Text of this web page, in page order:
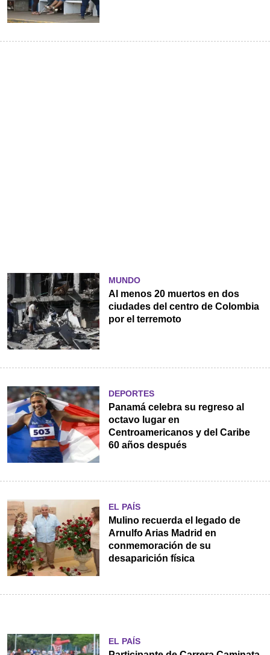
MUNDO
Al menos 20 muertos en dos
ciudades del centro de Colombia
por el terremoto
DEPORTES
Panamá celebra su regreso al
octavo lugar en
Centroamericanos y del Caribe
60 años después
EL PAÍS
Mulino recuerda el legado de
Arnulfo Arias Madrid en
conmemoración de su
desaparición física
EL PAÍS